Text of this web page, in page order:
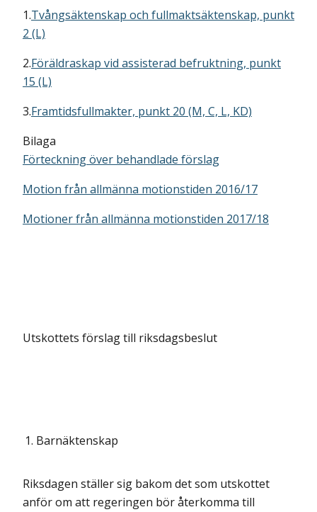
1.Tvångsäktenskap och fullmaktsäktenskap, punkt
2 (L)
2.Föräldraskap vid assisterad befruktning, punkt
15 (L)
3.Framtidsfullmakter, punkt 20 (M, C, L, KD)
Bilaga
Förteckning över behandlade förslag
Motion från allmänna motionstiden 2016/17
Motioner från allmänna motionstiden 2017/18
Utskottets förslag till riksdagsbeslut
1. Barnäktenskap
Riksdagen ställer sig bakom det som utskottet
anför om att regeringen bör återkomma till